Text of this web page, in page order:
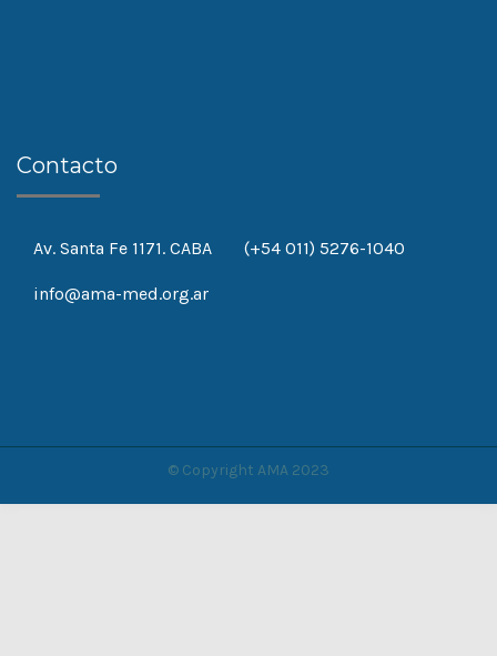
Contacto
Av. Santa Fe 1171. CABA (+54 011) 5276-1040
info@ama-med.org.ar
© Copyright AMA 2023